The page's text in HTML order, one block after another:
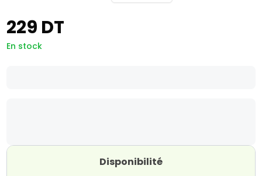
229 DT
En stock
Disponibilité